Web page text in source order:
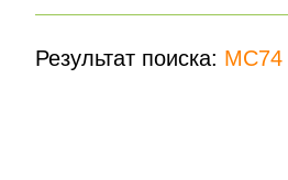
Результат поиска: MC74